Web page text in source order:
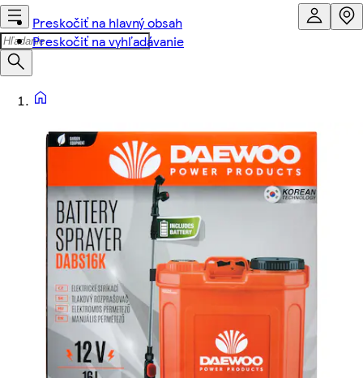
Preskočiť na hlavný obsah
Preskočiť na vyhľadávanie